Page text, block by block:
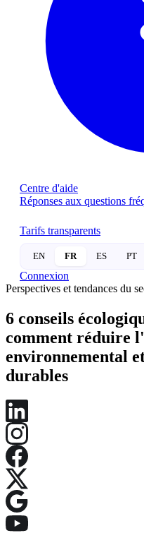
Centre d'aide
Réponses aux questions
Tarifs transparents
EN FR ES PT
Connexion
Perspectives et tendances du
6 conseils
comment réduire
environnemental
durables